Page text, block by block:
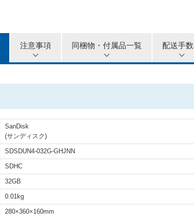
6カ月
注意事項 同梱物・付属品一覧 配送手
SanDisk
(サンディスク)
SDSDUN4-032G-GHJNN
SDHC
32GB
0.01kg
280×360×160mm